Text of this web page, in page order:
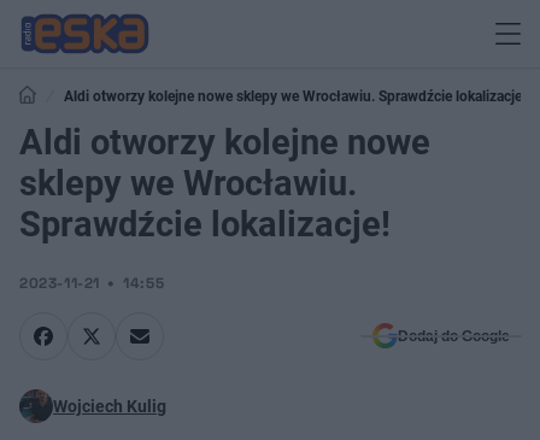
Aldi otworzy kolejne nowe sklepy we Wrocławiu. Sprawdźcie lokalizacje!
Aldi otworzy kolejne nowe
sklepy we Wrocławiu.
Sprawdźcie lokalizacje!
2023-11-21 14:55
Dodaj do Google
Wojciech Kulig